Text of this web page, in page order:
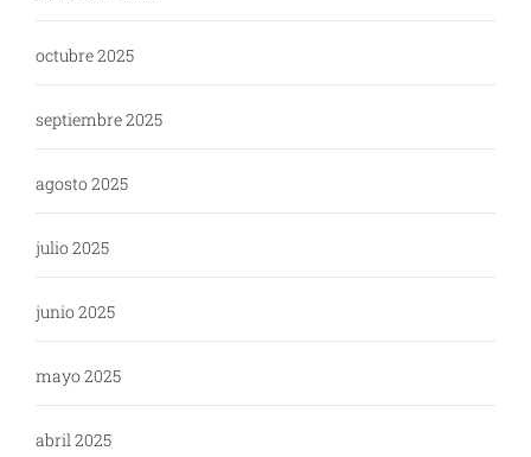
octubre 2025
septiembre 2025
agosto 2025
julio 2025
junio 2025
mayo 2025
abril 2025